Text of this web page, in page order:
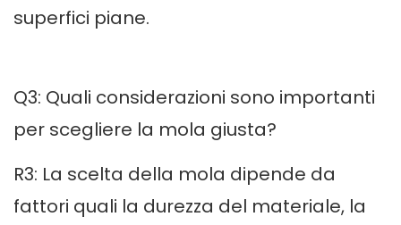
superfici piane.
Q3: Quali considerazioni sono importanti
per scegliere la mola giusta?
R3: La scelta della mola dipende da
fattori quali la durezza del materiale, la